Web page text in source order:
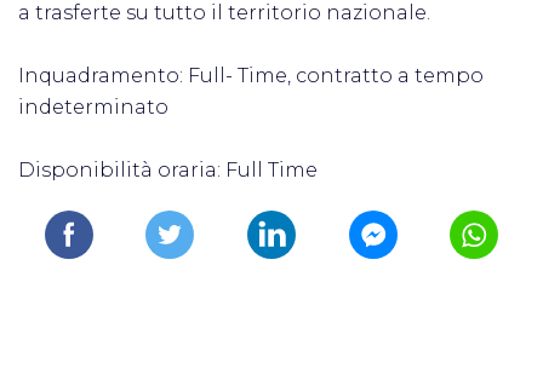
a trasferte su tutto il territorio nazionale.
Inquadramento: Full- Time, contratto a tempo
indeterminato
Disponibilità oraria: Full Time